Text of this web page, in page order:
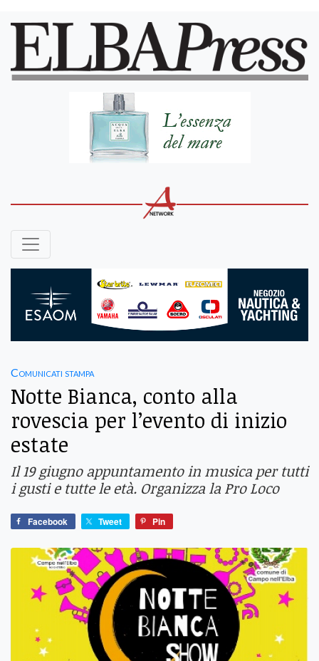
Comunicati stampa
Notte Bianca, conto alla
rovescia per l’evento di inizio
estate
Il 19 giugno appuntamento in musica per tutti
i gusti e tutte le età. Organizza la Pro Loco
Facebook Tweet Pin